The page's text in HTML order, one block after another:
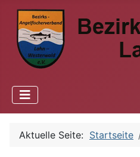
Aktuelle Seite: Startseite